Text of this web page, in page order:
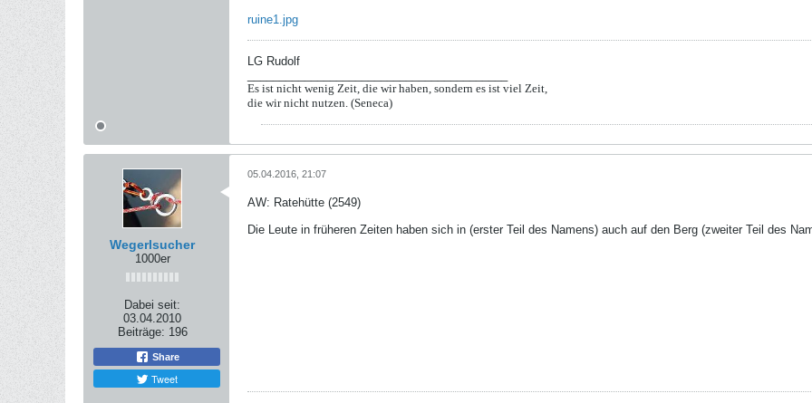
ruine1.jpg
LG Rudolf
Es ist nicht wenig Zeit, die wir haben, sondern es ist viel Zeit,
die wir nicht nutzen. (Seneca)
Wegerlsucher
1000er
Dabei seit:
03.04.2010
Beiträge: 196
Share
Tweet
05.04.2016, 21:07
AW: Ratehütte (2549)
Die Leute in früheren Zeiten haben sich in (erster Teil des Namens) auch auf den Berg (zweiter Teil des